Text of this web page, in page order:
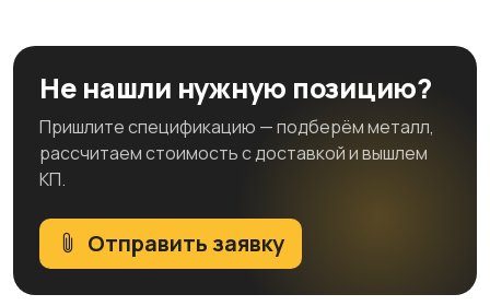
Не нашли нужную позицию?
Пришлите спецификацию — подберём металл,
рассчитаем стоимость с доставкой и вышлем
КП.
Отправить заявку